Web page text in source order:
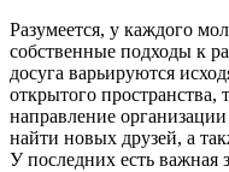
Разумеется, у каждого
собственные подходы к
досуга варьируются
открытого пространства,
направление
найти новых друзей, а
У последних есть важная